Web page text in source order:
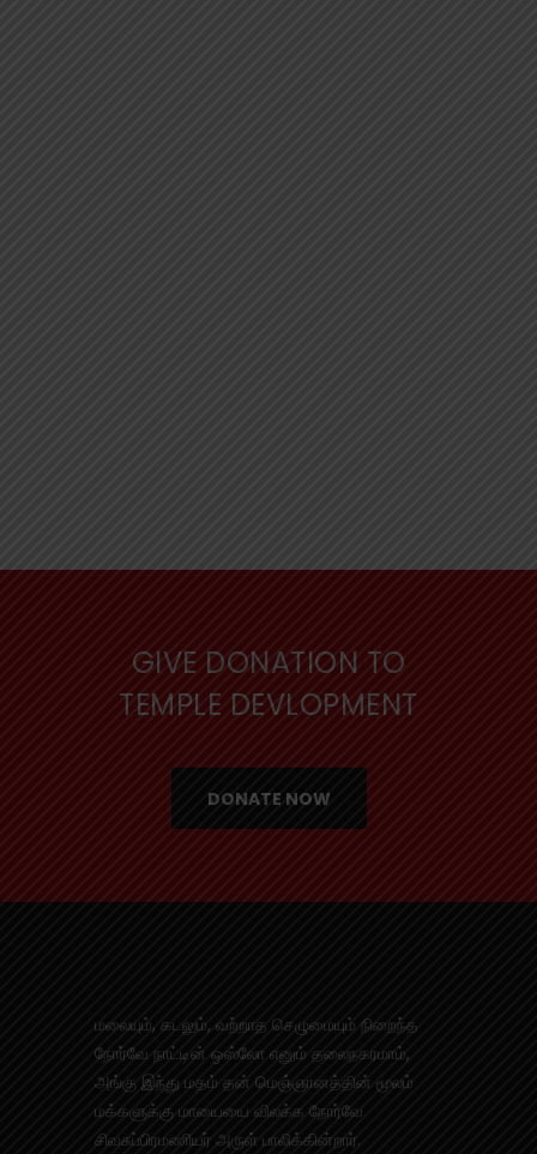
GIVE DONATION TO
TEMPLE DEVLOPMENT
DONATE NOW
மலையும், கடலும், வற்றாத செழுமையும் நிறைந்த
நோர்வே நாட்டின் ஒஸ்லோ எனும் தலைநகரமாம்,
அங்கு இந்து மதம் தன் மெஞ்ஞானத்தின் மூலம்
மக்களுக்கு மாயையை விலக்க நோர்வே
சிவசுப்பிரமணியர் அருள் பாலிக்கின்றார்.